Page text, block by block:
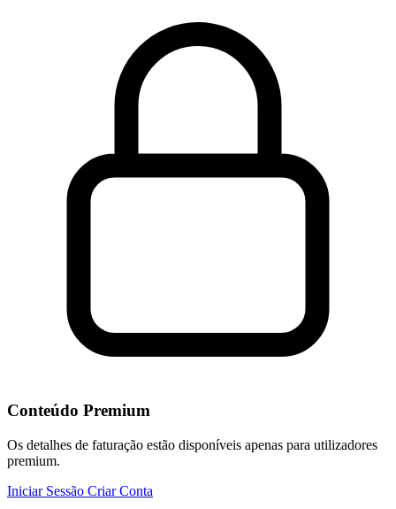
Conteúdo Premium
Os detalhes de faturação estão disponíveis apenas para utilizadores
premium.
Iniciar Sessão Criar Conta